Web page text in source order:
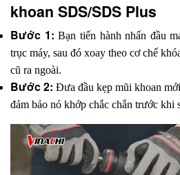
khoan SDS/SDS Plus
Bước 1: Bạn tiến hành nhấn đầu
trục máy, sau đó xoay theo cơ chế
cũ ra ngoài.
Bước 2: Đưa đầu kẹp mũi khoan
đảm bảo nó khớp chắc chắn trước khi